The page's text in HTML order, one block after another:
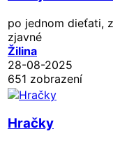
po jednom dieťati,
zjavné
Žilina
28-08-2025
651 zobrazení
Hračky